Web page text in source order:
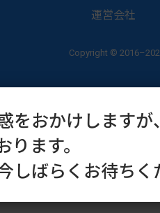
運営会社
Copyright ©
をおかけします
ります。
しばらくお待ちく